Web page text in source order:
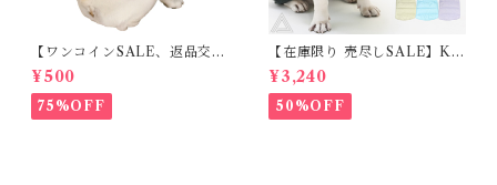
【ワンコインSALE、返品交換
不可】KM171SK フレンチブ
ルドック 犬服 女の子 ピンク
スカート
¥500
75%OFF
【在庫限り 売尽しSALE】K
M952Tダウンベスト 100%ダ
ウン・フェザー 犬 犬服 ダウン
ジャケット ベスト フレンチブ
ルドッグ 冬服 極暖 暖かい 可
¥3,240
50%OFF